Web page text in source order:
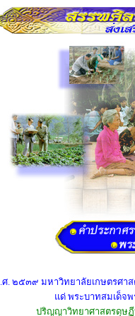
ศ. ๒๕๓๙ มหาวิทยาลัยเกษตรศา
แด่ พระบาทสมเด็จ
ปริญญาวิทยาศาสตรดุษฏี